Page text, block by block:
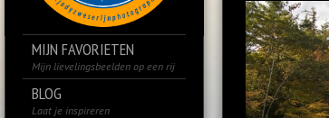
MIJN FAVORIETEN
Mijn lievelingsbeelden op een rij
BLOG
Laat je inspireren